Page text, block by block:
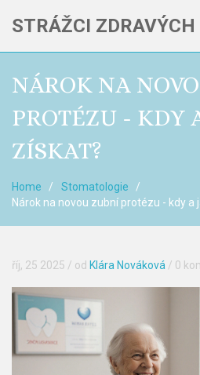
STRÁŽCI ZDRAVÝCH
NÁROK NA
PROTÉZU - KDY
ZÍSKAT?
Home
Stomatologie
Nárok na novou zubní protézu - kdy a
říj, 25 2025 / od Klára Nováková / 0